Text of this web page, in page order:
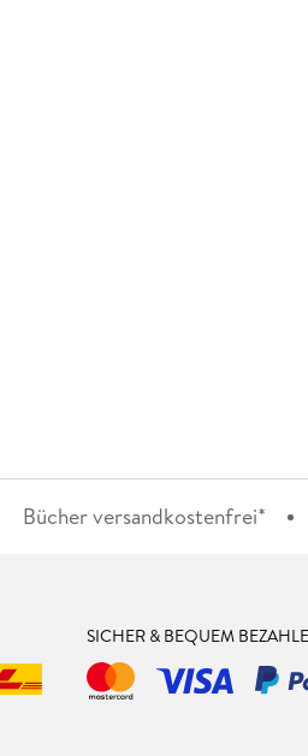
Bücher versandkostenfrei*
SICHER & BEQUEM